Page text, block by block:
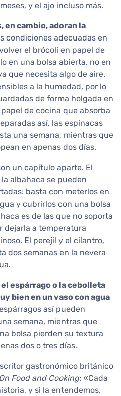
y el ajo incluso más.
en cambio, adoran la
condiciones adecuadas en
el brócoli en papel de
en una bolsa abierta, no en
que necesita algo de aire.
a la humedad, por lo
de forma holgada en
de cocina que absorba
así, las espinacas
una semana, mientras que
en apenas dos días.
un capítulo aparte. El
albahaca se pueden
basta con meterlos en
y cubrirlos con una bolsa
es de las que no soporta
dejarla a temperatura
El perejil y el cilantro,
dos semanas en la nevera
espárrago o la cebolleta
bien en un vaso con agua
así pueden
semana, mientras que
bolsa pierden su textura
dos o tres días.
gastronómico británico
On Food and Cooking: «Cada
y si la entendemos,